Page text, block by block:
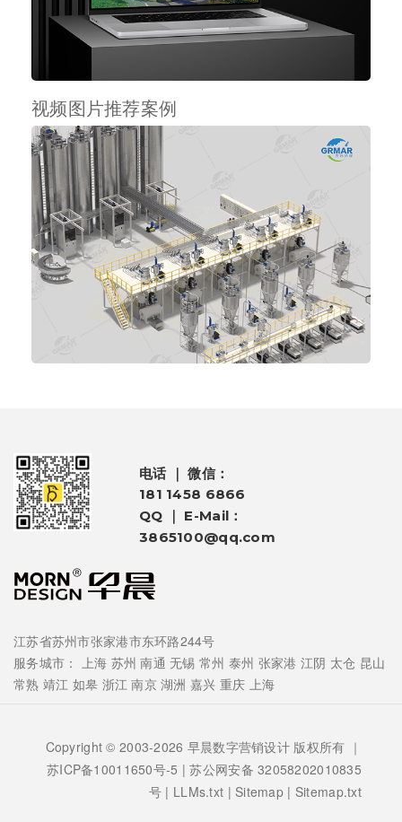
视频图片推荐案例
电话 ｜ 微信：
181 1458 6866
QQ ｜ E-Mail：
3865100@qq.com
江苏省苏州市张家港市东环路244号
服务城市：
上海 苏州 南通 无锡 常州 泰州 张家港 江阴 太仓 昆山
常熟 靖江 如皋 浙江 南京 湖洲 嘉兴 重庆 上海
Copyright © 2003-2026 早晨数字营销设计 版权所有 ｜
苏ICP备10011650号-5 | 苏公网安备 32058202010835
号 | LLMs.txt | Sitemap | Sitemap.txt